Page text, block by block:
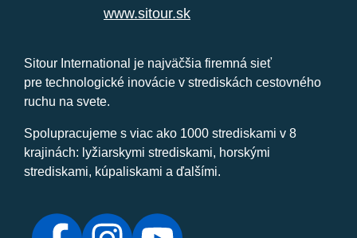
www.sitour.sk
Sitour International je najväčšia firemná sieť
pre technologické inovácie v strediskách cestovného
ruchu na svete.
Spolupracujeme s viac ako 1000 strediskami v 8
krajinách: lyžiarskymi strediskami, horskými
strediskami, kúpaliskami a ďalšími.